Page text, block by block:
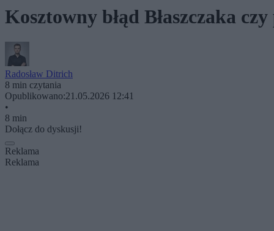
Kosztowny błąd Błaszczaka
Radosław Ditrich
8 min czytania
Opublikowano:21.05.2026 12:41
•
8 min
Dołącz do dyskusji!
Reklama
Reklama